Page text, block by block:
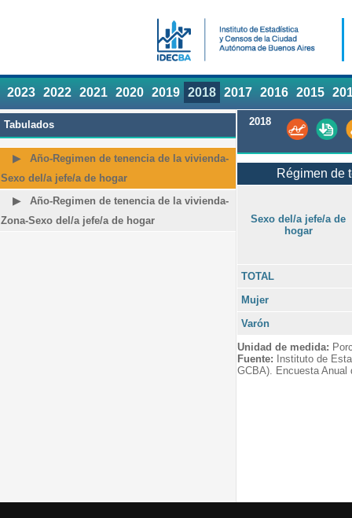
2023 2022 2021 2020 2019 2018 2017 2016 2015
Tabulados
Año-Regimen de tenencia de la vivienda-
Sexo del/a jefe/a de hogar
Año-Regimen de tenencia de la vivienda-
Zona-Sexo del/a jefe/a de hogar
2018
Régimen de
Sexo del/a jefe/a de
hogar
TOTAL
Mujer
Varón
Unidad de medida:
Fuente: Instituto de
GCBA). Encuesta Anual